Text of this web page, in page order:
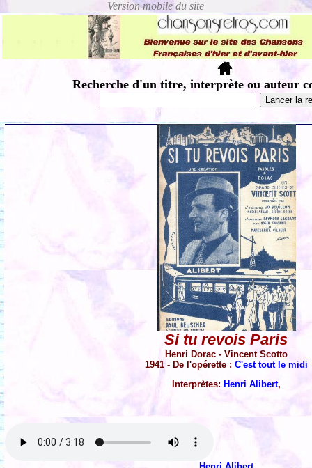
Recherche d'un titre, interprète ou auteur
Si tu revois Paris
Henri Dorac - Vincent Scotto
1941 - De l'opérette : C'est tout le midi
Interprètes: Henri Alibert,